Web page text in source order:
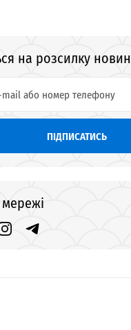
на розсилку новин
ПІДПИСАТИСЬ